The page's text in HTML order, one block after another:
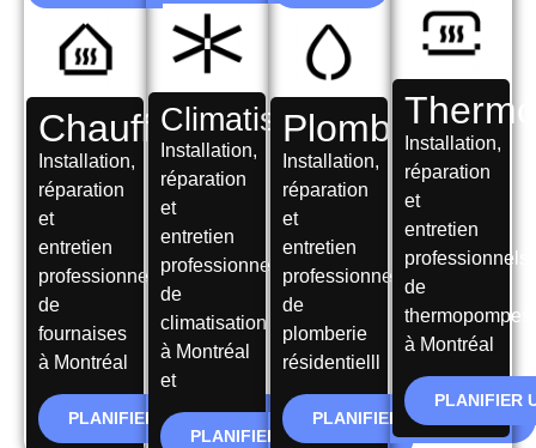
Chauffage
Installation,
réparation
et
entretien
professionnels
de
fournaises
à Montréal
PLANIFIER UN SERVICE
Climatisation
Installation,
réparation
et
entretien
professionnels
de
climatisation
à Montréal
et
PLANIFIER UN SERVICE
Plomberie
Installation,
réparation
et
entretien
professionnels
de
plomberie
résidentielll
PLANIFIER UN SERVICE
Installation,
réparation
et
entretien
professionnels
de
thermopompes
à Montréal
PLANIFIER